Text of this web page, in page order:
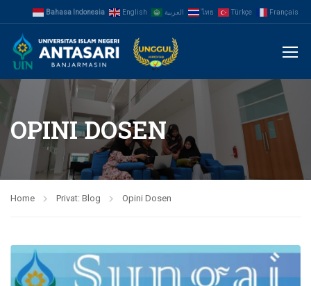
Bahasa Indonesia English العربية ไทย Türkçe Français
OPINI DOSEN
Home Privat: Blog Opini Dosen